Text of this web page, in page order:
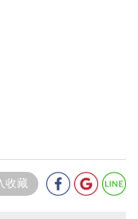
收藏